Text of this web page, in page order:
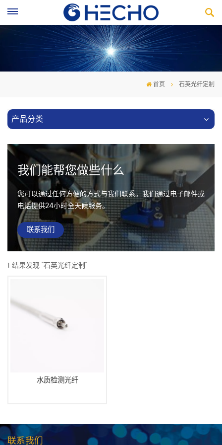
首页 石英光纤定制
产品分类
我们能帮您做些什么
您可以通过任何方便的方式与我们联系。我们通过电子邮件或
电话提供24小时全天候服务。
联系我们
1 结果发现 "石英光纤定制"
水质检测光纤
联系我们